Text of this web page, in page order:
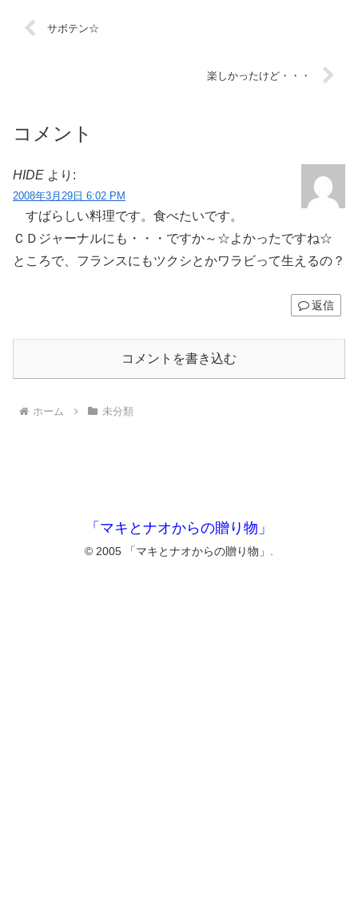
サボテン☆
楽しかったけど・・・
コメント
HIDE より:
2008年3月29日 6:02 PM
すばらしい料理です。食べたいです。
ＣＤジャーナルにも・・・ですか～☆よかったですね☆
ところで、フランスにもツクシとかワラビって生えるの？
返信
コメントを書き込む
ホーム 未分類
「マキとナオからの贈り物」
© 2005 「マキとナオからの贈り物」.